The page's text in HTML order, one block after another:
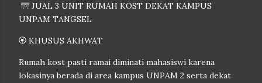
🌁 JUAL 3 UNIT RUMAH KOST DEKAT KAMPUS
UNPAM TANGSEL
🏵️ KHUSUS AKHWAT
Rumah kost pasti ramai diminati mahasiswi karena
lokasinya berada di area kampus UNPAM 2 serta dekat